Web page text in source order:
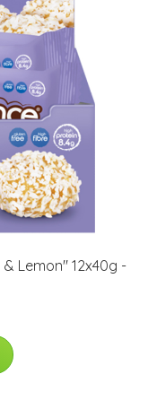
Lemon" 12x40g -